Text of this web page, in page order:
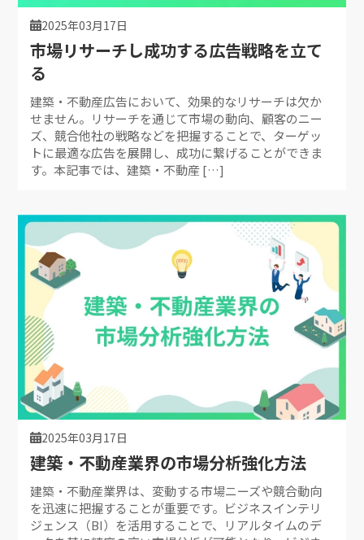
2025年03月17日
市場リサーチし成功する広告戦略を立て
る
建築・不動産広告において、効果的なリサーチは欠か
せません。リサーチを通じて市場の動向、顧客のニー
ズ、競合他社の戦略などを把握することで、ターゲッ
トに最適な広告を展開し、成功に繋げることができま
す。本記事では、建築・不動産 […]
2025年03月17日
建築・不動産業界の市場分析強化方法
建築・不動産業界は、変動する市場ニーズや競合動向
を迅速に把握することが重要です。ビジネスインテリ
ジェンス（BI）を活用することで、リアルタイムのデ